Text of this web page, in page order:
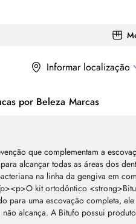
Informar localização
por Beleza Marcas